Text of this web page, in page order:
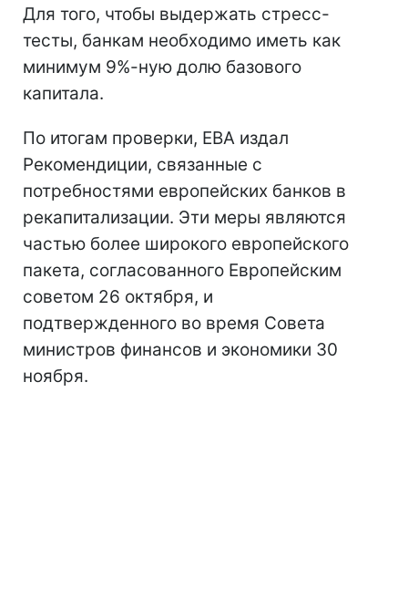
Для того, чтобы выдержать стресс-
тесты, банкам необходимо иметь как
минимум 9%-ную долю базового
капитала.
По итогам проверки, EBA издал
Рекомендиции, связанные с
потребностями европейских банков в
рекапитализации. Эти меры являются
частью более широкого европейского
пакета, согласованного Европейским
советом 26 октября, и
подтвержденного во время Совета
министров финансов и экономики 30
ноября.